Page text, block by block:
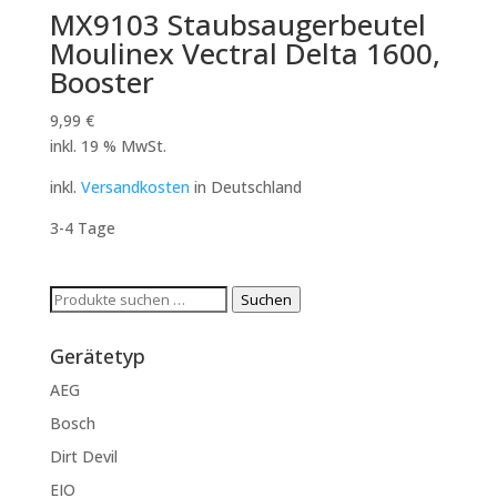
MX9103 Staubsaugerbeutel
Moulinex Vectral Delta 1600,
Booster
9,99 €
inkl. 19 % MwSt.
inkl. Versandkosten in Deutschland
3-4 Tage
Suchen
Suchen
Gerätetyp
AEG
Bosch
Dirt Devil
EIO